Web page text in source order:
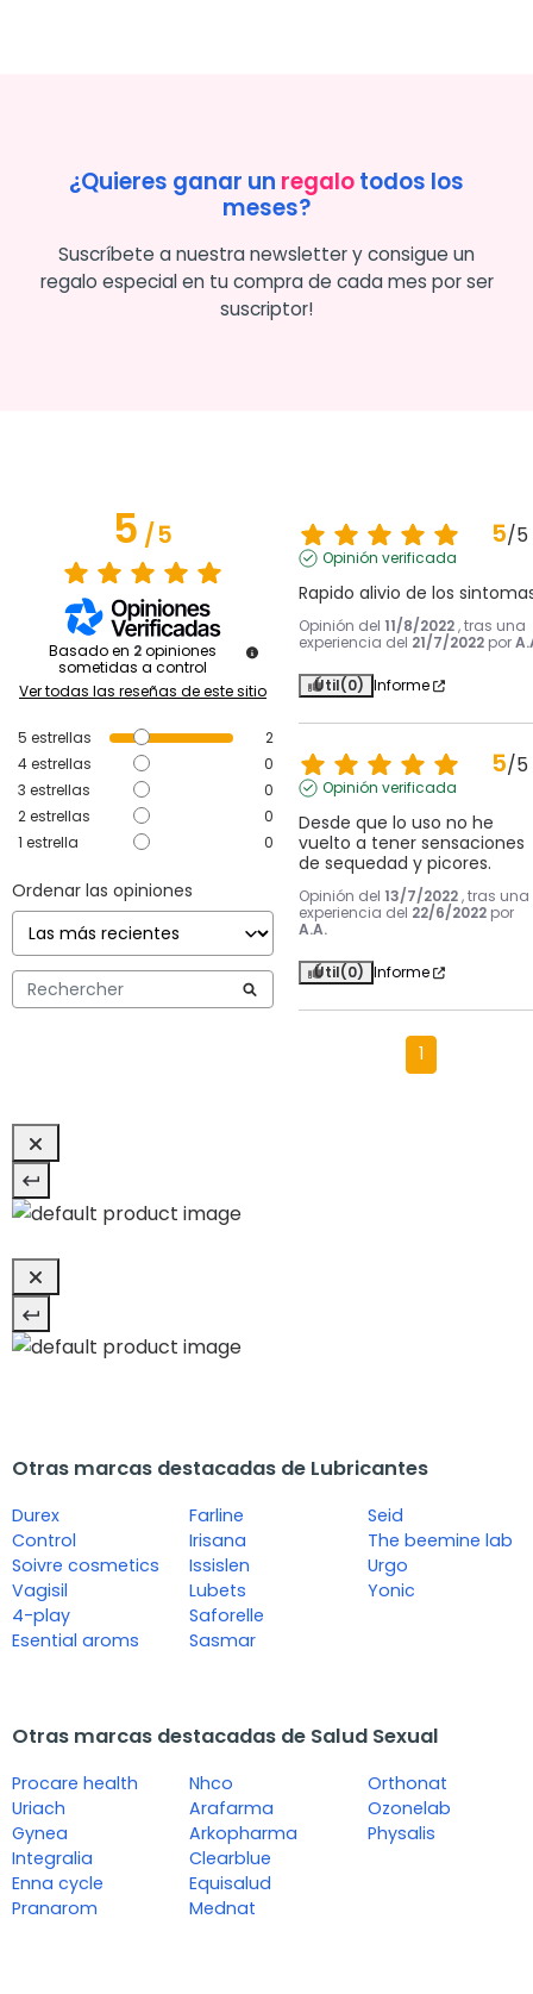
¿Quieres ganar un regalotodos los
meses?
Suscríbete a nuestra newsletter y consigue un
regalo especial en tu compra de cada mes por ser
suscriptor!
5/5
Basado en 2 opiniones
sometidas a control
Ver todas las reseñas de este sitio
5 estrellas
2
4estrellas
0
3 estrellas
0
2estrellas
0
1 estrella 0
Ordenar las opiniones
5/5
Opinión verificada
Rapido alivio de los
Opinión del 11/8/2022 , tras una
experiencia del 21/7/2022 por
Útil(0) Informe
5/5
Opinión verificada
Desde que lo uso no he
vuelto a tener sensaciones
de sequedad y picores.
Opinión del 13/7/2022 , tras una
experiencia del 22/6/2022 por
A.A.
Útil(0) Informe
1
Otras marcas destacadas de Lubricantes
Durex
Control
Soivre cosmetics
Vagisil
4-play
Esential aroms
Farline
Irisana
Issislen
Lubets
Saforelle
Sasmar
Seid
The beemine lab
Urgo
Yonic
Otras marcas destacadas de Salud Sexual
Procare health
Uriach
Gynea
Integralia
Enna cycle
Pranarom
Nhco
Arafarma
Arkopharma
Clearblue
Equisalud
Mednat
Orthonat
Ozonelab
Physalis